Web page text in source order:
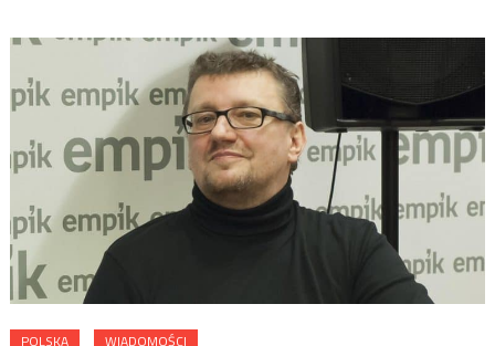
POLSKA WIADOMOŚCI